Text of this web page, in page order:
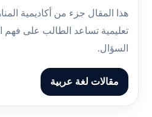
هذا المقال جزء من أكاديمية
تعليمية تساعد الطالب على فهم
السؤال.
مقالات لغة عربية